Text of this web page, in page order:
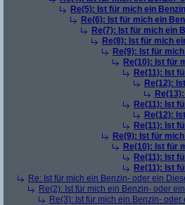
Re(5): Ist für mich ein
Re(6): Ist für mich ein
Re(7): Ist für mich ein
Re(8): Ist für mich
Re(9): Ist für
Re(10): Ist für
Re(11): Ist
Re(12):
Re(11): Ist
Re(12):
Re(11): Ist
Re(9): Ist für
Re(10): Ist für
Re(11): Ist
Re(11): Ist
Re: Ist für mich ein Benzin- oder ein
Re(2): Ist für mich ein Benzin- oder
Re(3): Ist für mich ein Benzin-